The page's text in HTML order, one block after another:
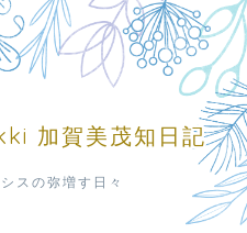
加賀美茂知日記
スの弥増す日々